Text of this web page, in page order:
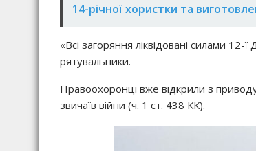
14-річної хористки та
«Всі загоряння ліквідовані силами
рятувальники.
Правоохоронці вже відкрили з
звичаїв війни (ч. 1 ст. 438 КК).